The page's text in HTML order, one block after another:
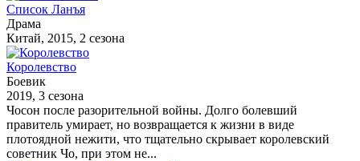
Список Ланъя
Драма
Китай, 2015, 2 сезона
Королевство
Боевик
2019, 3 сезона
Чосон после разорительной войны. Долго болевший
правитель умирает, но возвращается к жизни в виде
плотоядной нежити, что тщательно скрывает королевский
советник Чо, при этом не...